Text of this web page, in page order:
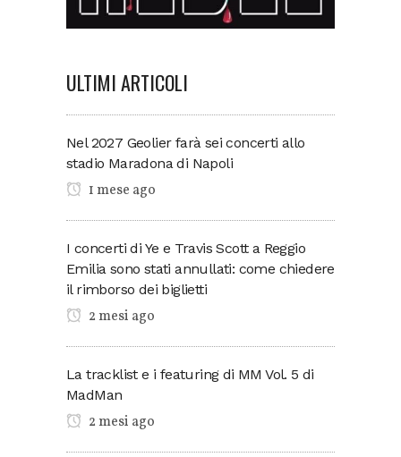
ULTIMI ARTICOLI
Nel 2027 Geolier farà sei concerti allo
stadio Maradona di Napoli
1 mese ago
I concerti di Ye e Travis Scott a Reggio
Emilia sono stati annullati: come chiedere
il rimborso dei biglietti
2 mesi ago
La tracklist e i featuring di MM Vol. 5 di
MadMan
2 mesi ago